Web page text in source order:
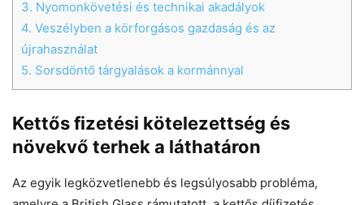
3. Nyomonkövetési és technikai akadályok
4. Veszélyben a körforgásos gazdaság és az
újrahasználat
5. Sorsdöntő tárgyalások a kormánnyal
Kettős fizetési kötelezettség és
növekvő terhek a láthatáron
Az egyik legközvetlenebb és legsúlyosabb probléma,
Chat Mr wAIste
Helló! Miben segíthetek ma?